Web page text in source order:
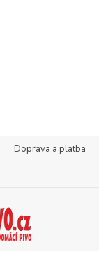
Doprava a platba